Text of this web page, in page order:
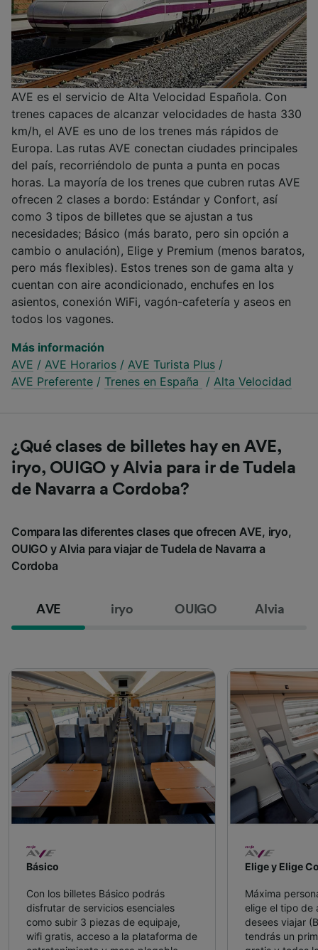
AVE es el servicio de Alta Velocidad Española. Con
trenes capaces de alcanzar velocidades de hasta 330
km/h, el AVE es uno de los trenes más rápidos de
Europa. Las rutas AVE conectan ciudades principales
del país, recorriéndolo de punta a punta en pocas
horas. La mayoría de los trenes que cubren rutas AVE
ofrecen 2 clases a bordo: Estándar y Confort, así
como 3 tipos de billetes que se ajustan a tus
necesidades; Básico (más barato, pero sin opción a
cambio o anulación), Elige y Premium (menos baratos,
pero más flexibles). Estos trenes son de gama alta y
cuentan con aire acondicionado, enchufes en los
asientos, conexión WiFi, vagón-cafetería y aseos en
todos los vagones.
Más información
AVE / AVE Horarios / AVE Turista Plus /
AVE Preferente / Trenes en España / Alta Velocidad
¿Qué clases de billetes hay en AVE,
iryo, OUIGO y Alvia para ir de Tudela
de Navarra a Cordoba?
Compara las diferentes clases que ofrecen AVE, iryo,
OUIGO y Alvia para viajar de Tudela de Navarra a
Cordoba
AVE iryo OUIGO Alvia
Básico
Con los billetes Básico podrás
disfrutar de servicios esenciales
como subir 3 piezas de equipaje,
wifi gratis, acceso a la plataforma de
Elige y Elige
Máxima
elige el tipo de
desees viajar
tendrás un